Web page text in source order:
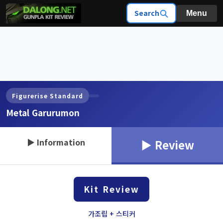
Search Menu
Figurerise Standard
Metal Garurumon
▶ Information ▶ Review
Kit Review
가조립 + 스티커